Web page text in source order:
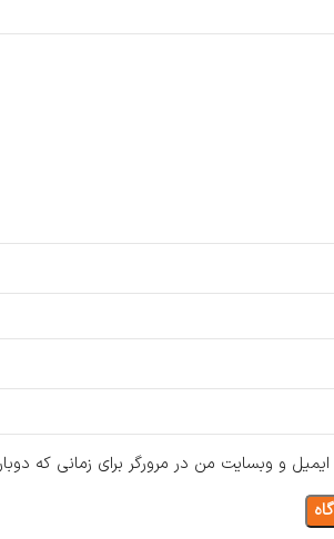
ایمیل و وبسایت من در مرورگر برای زمانی که